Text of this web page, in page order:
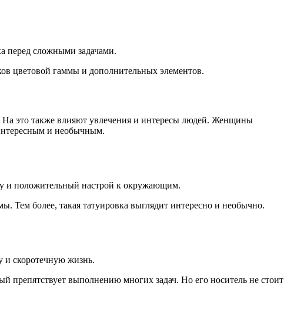
перед сложными задачами.
цветовой гаммы и дополнительных элементов.
На это также влияют увлечения и интересы людей. Женщины
и необычным.
и положительный настрой к окружающим.
более, такая татуировка выглядит интересно и необычно.
и скоротечную жизнь.
препятствует выполнению многих задач. Но его носитель не стоит